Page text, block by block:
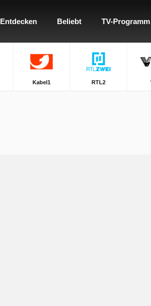
Entdecken Beliebt TV-Programm
Kabel1 RTL2